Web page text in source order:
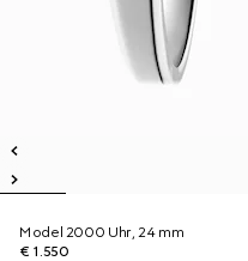
Model 2000 Uhr, 24 mm
€ 1.550